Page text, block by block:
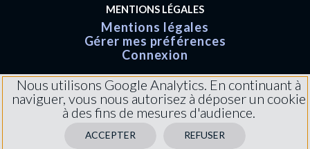
MENTIONS LÉGALES
Mentions légales
Gérer mes préférences
Connexion
Nous utilisons Google Analytics. En continuant à
naviguer, vous nous autorisez à déposer un cookie
à des fins de mesures d'audience.
ACCEPTER REFUSER